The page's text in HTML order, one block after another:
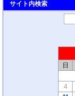
サイト内検索
日
4